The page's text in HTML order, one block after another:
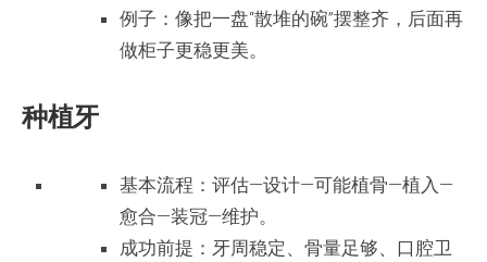
例子：像把一盘“散堆的碗”摆整齐，后面再
做柜子更稳更美。
种植牙
基本流程：评估—设计—可能植骨—植入—
愈合—装冠—维护。
成功前提：牙周稳定、骨量足够、口腔卫